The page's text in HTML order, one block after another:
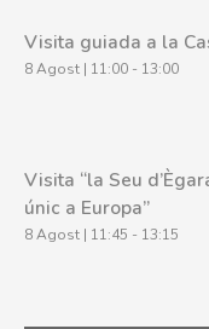
Visita guiada a la
8 Agost | 11:00 - 13:00
Visita “la Seu
únic a Europa”
8 Agost | 11:45 - 13:15